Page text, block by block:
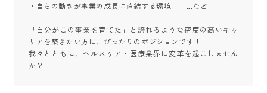
・自らの動きが事業の成長に直結する環境　　...など
「自分がこの事業を育てた」と誇れるような密度の高いキャ
リアを築きたい方に、ぴったりのポジションです！
我々とともに、ヘルスケア・医療業界に変革を起こしません
か？